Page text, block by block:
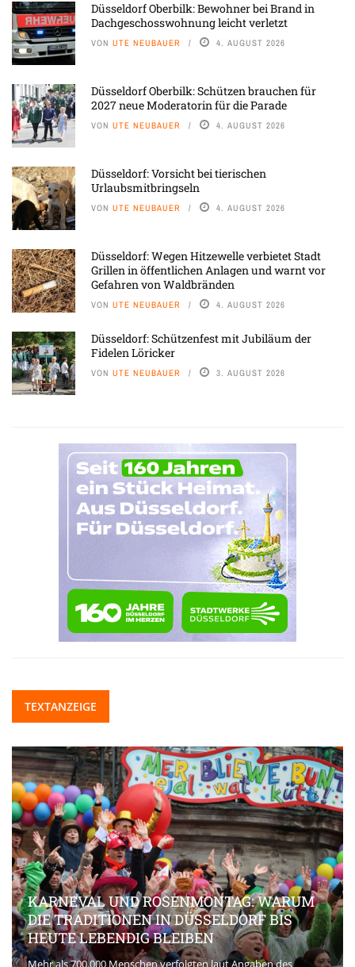
Düsseldorf Oberbilk: Bewohner bei Brand in
Dachgeschosswohnung leicht verletzt
VON UTE NEUBAUER 4. AUGUST 2026
Düsseldorf Oberbilk: Schützen brauchen für
2027 neue Moderatorin für die Parade
VON UTE NEUBAUER 4. AUGUST 2026
Düsseldorf: Vorsicht bei tierischen
Urlaubsmitbringseln
VON UTE NEUBAUER 4. AUGUST 2026
Düsseldorf: Wegen Hitzewelle verbietet Stadt
Grillen in öffentlichen Anlagen und warnt vor
Gefahren von Waldbränden
VON UTE NEUBAUER 4. AUGUST 2026
Düsseldorf: Schützenfest mit Jubiläum der
Fidelen Löricker
VON UTE NEUBAUER 3. AUGUST 2026
TEXTANZEIGE
KARNEVAL UND ROSENMONTAG: WARUM
DIE TRADITIONEN IN DÜSSELDORF BIS
HEUTE LEBENDIG BLEIBEN
Mehr als 700.000 Menschen verfolgten laut Angaben des